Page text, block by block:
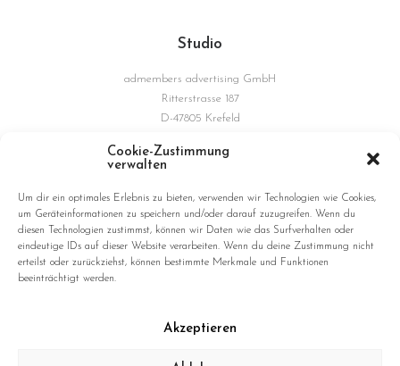
Cookie-Zustimmung
verwalten
Um dir ein optimales Erlebnis zu bieten, verwenden wir Technologien wie Cookies,
um Geräteinformationen zu speichern und/oder darauf zuzugreifen. Wenn du
diesen Technologien zustimmst, können wir Daten wie das Surfverhalten oder
eindeutige IDs auf dieser Website verarbeiten. Wenn du deine Zustimmung nicht
erteilst oder zurückziehst, können bestimmte Merkmale und Funktionen
beeinträchtigt werden.
Akzeptieren
Studio
admembers advertising GmbH
Ritterstrasse 187
D-47805 Krefeld
Connections